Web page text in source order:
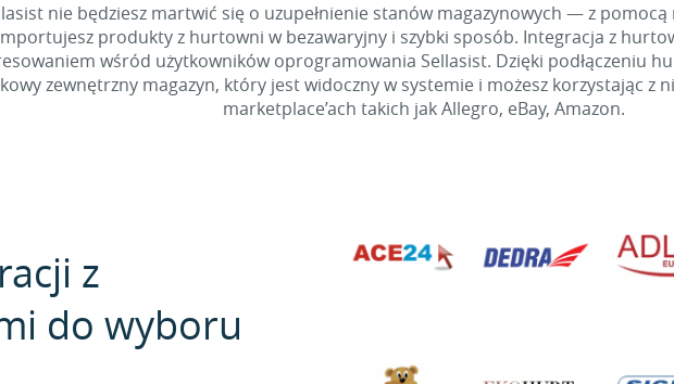
nie będziesz martwić się o uzupełnienie stanów magazynowych — z
produkty z hurtowni w bezawaryjny i szybki sposób. Integracja z
wśród użytkowników oprogramowania Sellasist. Dzięki podłączeniu
zewnętrzny magazyn, który jest widoczny w systemie i możesz korzystając z
marketplace’ach takich jak Allegro, eBay, Amazon.
z
do wyboru